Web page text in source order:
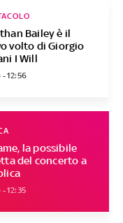
Bailey è il
volto di Giorgio
I Will
- 12:56
la possibile
del concerto a
- 12:35